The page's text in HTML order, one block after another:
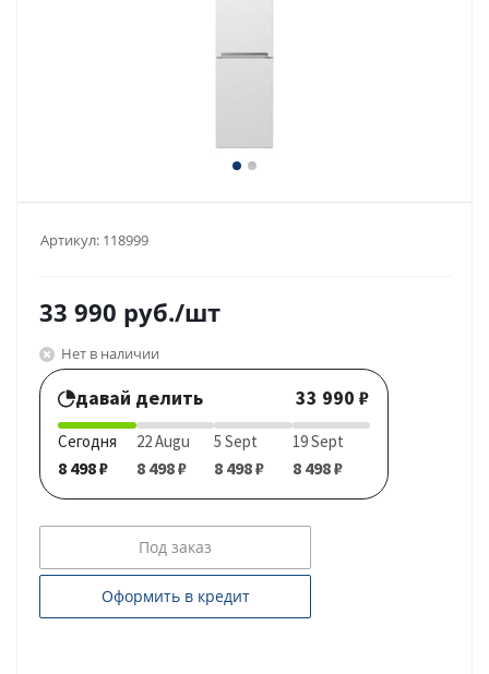
Артикул: 118999
33 990 руб./шт
Нет в наличии
давай делить 33 990 ₽
Сегодня
8 498 ₽
22 Augu
8 498 ₽
5 Sept
8 498 ₽
19 Sept
8 498 ₽
Под заказ
Оформить в кредит